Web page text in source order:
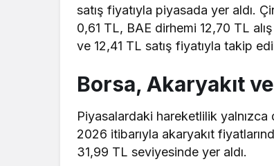
satış fiyatıyla piyasada yer aldı.
0,61 TL, BAE dirhemi 12,70 TL
ve 12,41 TL satış fiyatıyla takip
Borsa, Akaryakıt
Piyasalardaki hareketlilik yalnızca
2026 itibarıyla akaryakıt
31,99 TL seviyesinde yer aldı.